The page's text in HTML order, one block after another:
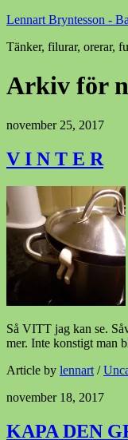
Lennart Bryntesson -
Tänker, filurar, orerar,
Arkiv för
november 25, 2017
V I N T E R
Så VITT jag kan se.
mer. Inte konstigt man
Article by lennart /
november 18, 2017
KAPA DEN